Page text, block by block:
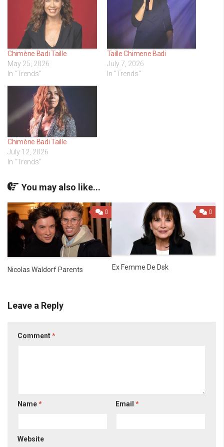
Chimène Badi Taille
May 25, 2026
In "Trends"
Taille Chimene Badi
July 7, 2026
In "Trends"
Chimène Badi Taille
July 12, 2026
In "Trends"
You may also like...
0
Nicolas Waldorf Parents
0
Ex Femme De Dsk
Leave a Reply
Comment*
Name* Email*
Website